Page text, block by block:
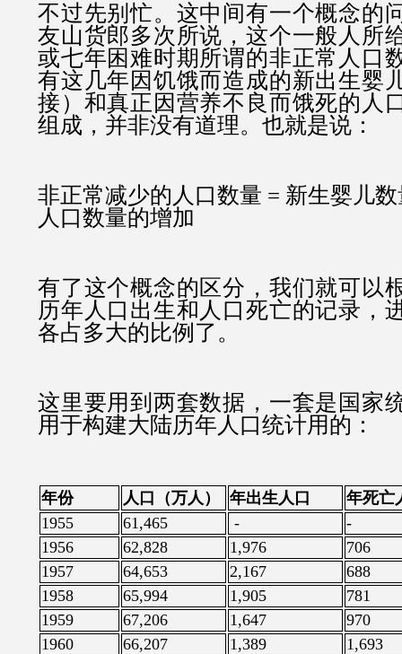
不过先别忙。这中间有一个概念的
友山货郎多次所说，这个一般人所
或七年困难时期所谓的非正常人口
有这几年因饥饿而造成的新出生婴
接）和真正因营养不良而饿死的人
组成，并非没有道理。也就是说：
非正常减少的人口数量 = 新生婴儿
人口数量的增加
有了这个概念的区分，我们就可以
历年人口出生和人口死亡的记录，
各占多大的比例了。
这里要用到两套数据，一套是国家
用于构建大陆历年人口统计用的：
年份 人口（万人） 年出生人口
年死亡
1955
61,465 -
-
1956
62,828 1,976
706
1957
64,653 2,167
688
1958
65,994 1,905
781
1959
67,206 1,647
970
1960
66,207 1,389
1,693